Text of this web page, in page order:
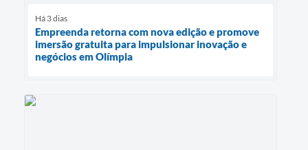
Há 3 dias
Empreenda retorna com nova edição e promove
imersão gratuita para impulsionar inovação e
negócios em Olímpia